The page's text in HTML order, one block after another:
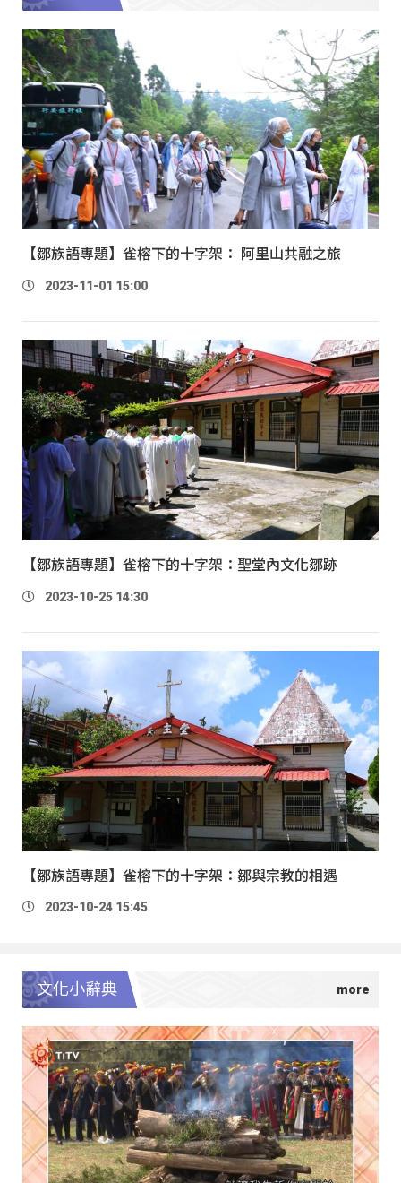
【鄒族語專題】雀榕下的十字架： 阿里山共融之旅
2023-11-01 15:00
【鄒族語專題】雀榕下的十字架：聖堂內文化鄒跡
2023-10-25 14:30
【鄒族語專題】雀榕下的十字架：鄒與宗教的相遇
2023-10-24 15:45
文化小辭典